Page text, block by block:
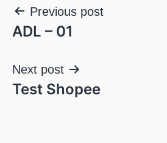
Post
navigation
Previous post
ADL – 01
Next post
Test Shopee